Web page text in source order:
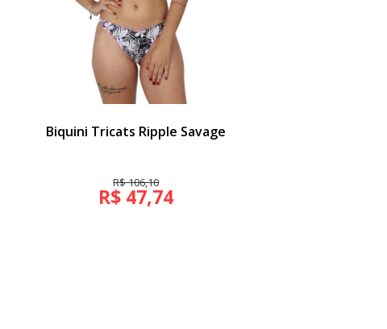
Biquini Tricats Ripple Savage
R$ 106,10
R$ 47,74